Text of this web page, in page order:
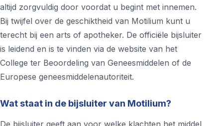
altijd zorgvuldig door voordat u begint met innemen.
Bij twijfel over de geschiktheid van Motilium kunt u
terecht bij een arts of apotheker. De officiële bijsluiter
is leidend en is te vinden via de website van het
College ter Beoordeling van Geneesmiddelen of de
Europese geneesmiddelenautoriteit.
Wat staat in de bijsluiter van Motilium?
De bijsluiter geeft aan voor welke klachten het middel